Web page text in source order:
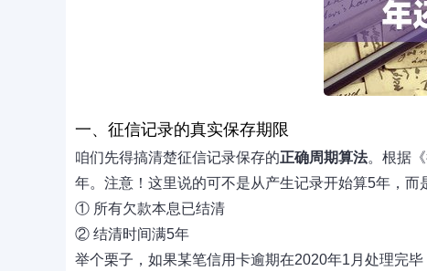
一、征信记录的真实保存期限
咱们先得搞清楚征信记录保存的正确周期算法。根据
年。注意！这里说的可不是从产生记录开始算5年，而
① 所有欠款本息已结清
② 结清时间满5年
举个栗子，如果某笔信用卡逾期在2020年1月处理完